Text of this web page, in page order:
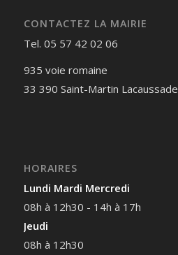
CONTACTEZ LA MAIRIE
Tel. 05 57 42 02 06
935 voie romaine
33 390 Saint-Martin Lacaussade
HORAIRES
Lundi Mardi Mercredi
08h à 12h30 - 14h à 17h
Jeudi
08h à 12h30